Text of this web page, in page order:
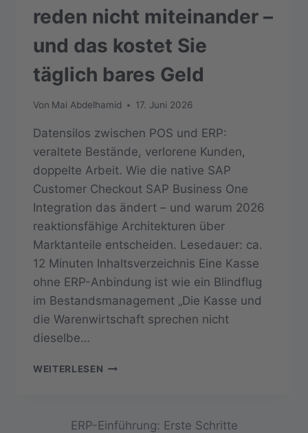
reden nicht miteinander –
und das kostet Sie
täglich bares Geld
Von Mai Abdelhamid 17. Juni 2026
Datensilos zwischen POS und ERP:
veraltete Bestände, verlorene Kunden,
doppelte Arbeit. Wie die native SAP
Customer Checkout SAP Business One
Integration das ändert – und warum 2026
reaktionsfähige Architekturen über
Marktanteile entscheiden. Lesedauer: ca.
12 Minuten Inhaltsverzeichnis Eine Kasse
ohne ERP-Anbindung ist wie ein Blindflug
im Bestandsmanagement „Die Kasse und
die Warenwirtschaft sprechen nicht
dieselbe…
WEITERLESEN IHRE
ERP
ERP-Einführung: Erste Schritte